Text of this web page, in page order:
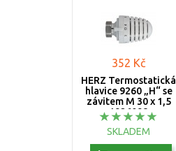
352 Kč
HERZ Termostatická
hlavice 9260 „H“ se
závitem M 30 x 1,5
1926098
SKLADEM